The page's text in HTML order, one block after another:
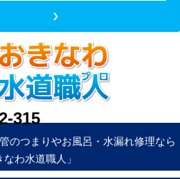
315
のつまりやお風呂・水漏れ修理なら
なわ水道職人」